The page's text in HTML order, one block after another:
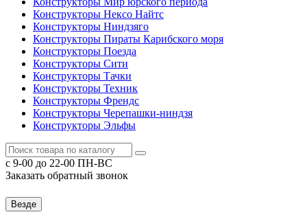
Конструкторы Нексо Найтс
Конструкторы Ниндзяго
Конструкторы Пираты Карибского моря
Конструкторы Поезда
Конструкторы Сити
Конструкторы Тачки
Конструкторы Техник
Конструкторы Френдс
Конструкторы Черепашки-ниндзя
Конструкторы Эльфы
c 9-00 до 22-00 ПН-ВС
Заказать обратный звонок
Везде